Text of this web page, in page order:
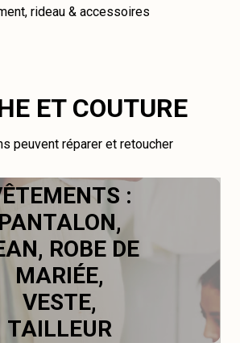
rideau & accessoires
ET COUTURE
peuvent réparer et retoucher
:
PANTALON,
ROBE DE
MARIÉE,
VESTE,
TAILLEUR